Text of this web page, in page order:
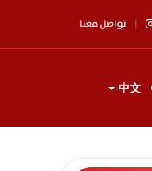
تواصل معنا